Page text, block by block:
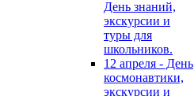
День знаний,
экскурсии и
туры для
школьников.
12 апреля - День
космонавтики,
экскурсии и